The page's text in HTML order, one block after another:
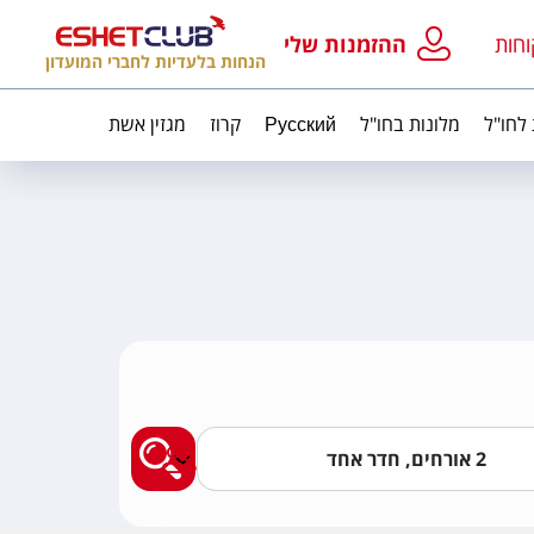
ההזמנות שלי
הנחות בלעדיות לחברי המועדון
לחו"ל מלונות בחו"ל Русский קרוז מגזין אשת
מצאו לי מלון